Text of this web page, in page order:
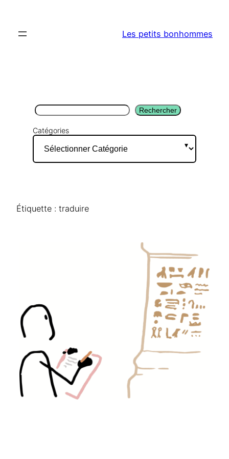
contenu
Les petits bonhommes
Rechercher Rechercher
Catégories
Étiquette : traduire